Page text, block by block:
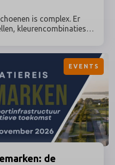
is complex. Er
kleurencombinaties
De consument wil
begeleiding en
vragen. Daarom
On Your Marks, in
AI-karakter Zoai. Zij
nieuwste Nike-modellen
de
EVENTS